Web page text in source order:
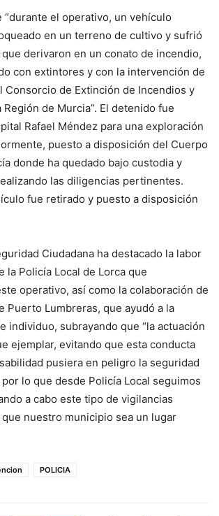
“durante el operativo, un vehículo
en un terreno de cultivo y sufrió
derivaron en un conato de incendio,
con extintores y con la intervención de
Consorcio de Extinción de Incendios y
Región de Murcia”. El detenido fue
Rafael Méndez para una exploración
puesto a disposición del Cuerpo
donde ha quedado bajo custodia y
las diligencias pertinentes.
fue retirado y puesto a disposición
Ciudadana ha destacado la labor
la Policía Local de Lorca que
operativo, así como la colaboración de
Puerto Lumbreras, que ayudó a la
individuo, subrayando que “la actuación
ejemplar, evitando que esta conducta
pusiera en peligro la seguridad
lo que desde Policía Local seguimos
a cabo este tipo de vigilancias
nuestro municipio sea un lugar
POLICIA